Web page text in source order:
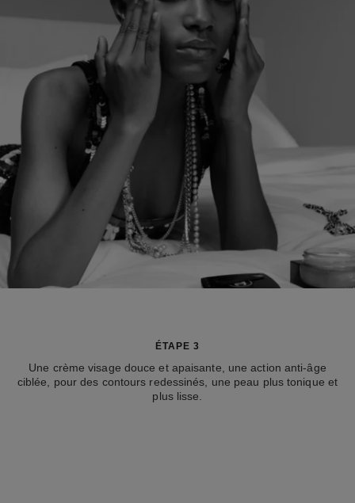
ÉTAPE 3
Une crème visage douce et apaisante, une action anti-âge
ciblée, pour des contours redessinés, une peau plus tonique et
plus lisse.